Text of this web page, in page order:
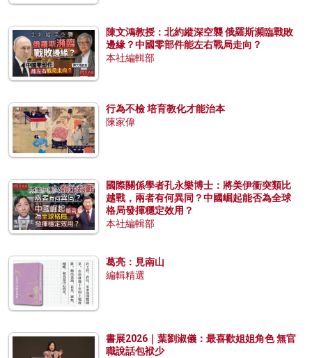
陳文鴻教授：北約縱深空襲 俄羅斯瀕臨戰敗
邊緣？中國零部件能左右戰局走向？
本社編輯部
行為不檢 培育教化才能治本
陳家偉
國際關係學者孔永樂博士：將美伊衝突類比
越戰，兩者有何異同？中國崛起能否為全球
格局發揮穩定效用？
本社編輯部
葛亮：見南山
編輯精選
書展2026｜葉劉淑儀：最喜歡姐姐角色 無官
職說話包袱少